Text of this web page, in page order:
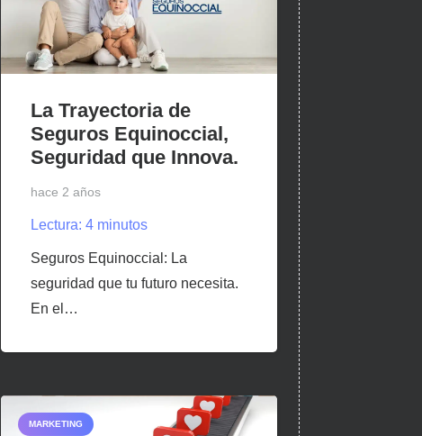
La Trayectoria de
Seguros Equinoccial,
Seguridad que Innova.
hace 2 años
Lectura: 4 minutos
Seguros Equinoccial: La
seguridad que tu futuro necesita.
En el…
MARKETING